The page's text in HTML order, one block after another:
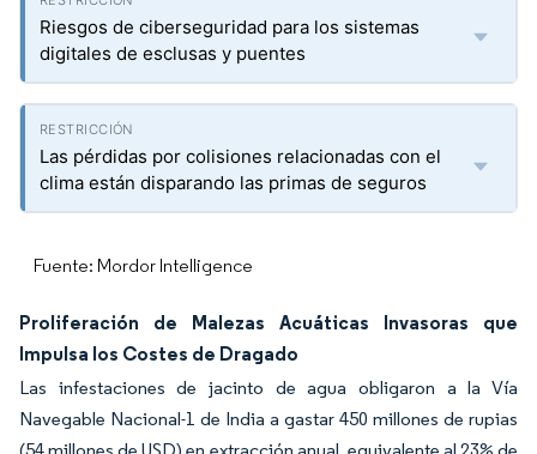
Riesgos de ciberseguridad para los sistemas
digitales de esclusas y puentes
Las pérdidas por colisiones relacionadas con el
clima están disparando las primas de seguros
Fuente: Mordor Intelligence
Proliferación de Malezas Acuáticas Invasoras que
Impulsa los Costes de Dragado
Las infestaciones de jacinto de agua obligaron a la Vía
Navegable Nacional-1 de India a gastar 450 millones de rupias